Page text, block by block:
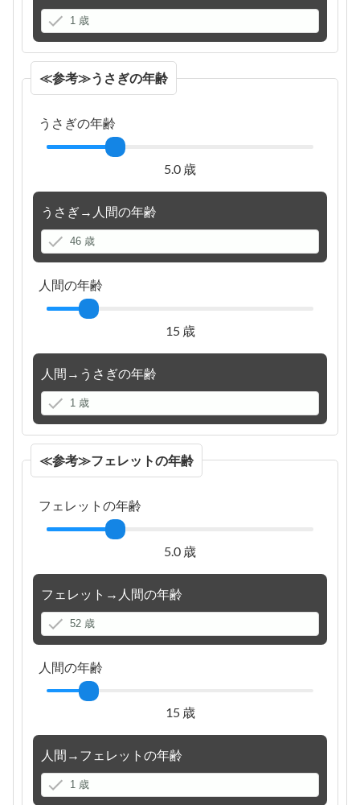
≪参考≫うさぎの年齢
うさぎの年齢
5.0 歳
うさぎ→人間の年齢
人間の年齢
15 歳
人間→うさぎの年齢
≪参考≫フェレットの年齢
フェレットの年齢
5.0 歳
フェレット→人間の年齢
人間の年齢
15 歳
人間→フェレットの年齢